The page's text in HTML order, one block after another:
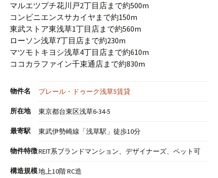
マルエツプチ花川戸2丁目店まで約500m
コンビニエンスサカイヤまで約150m
東武ストア東浅草1丁目店まで約560m
ローソン浅草7丁目店まで約230m
マツモトキヨシ浅草4丁目店まで約610m
ココカラファイン千束通店まで約830m
物件名 プレール・ドゥーク浅草5賃貸
所在地 東京都台東区浅草6-34-5
最寄駅 東武伊勢崎線「浅草駅」徒歩10分
物件特徴REIT系ブランドマンション、デザイナーズ、ペット可
構造規模地上10階 RC造